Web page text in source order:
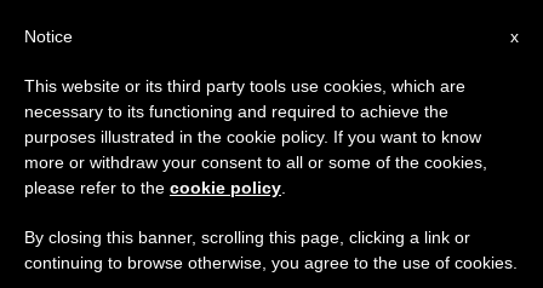
Nel “momento storico” che vive il
Sudan, serve solidarietà con i
cristiani
x
Notice
This website or its third party tools use cookies, which are
necessary to its functioning and required to achieve the
purposes illustrated in the cookie policy. If you want to know
more or withdraw your consent to all or some of the cookies,
please refer to the cookie policy
By closing this banner, scrolling this page, clicking a link or
continuing to browse otherwise, you agree to the use of cookies.